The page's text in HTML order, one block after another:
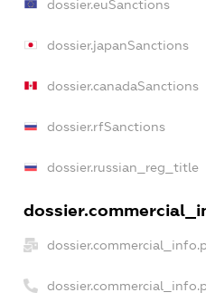
dossier.euSanctions
dossier.japanSanctions
dossier.canadaSanctions
dossier.rfSanctions
dossier.russian_reg_title